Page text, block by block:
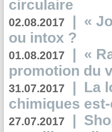
circulaire
02.08.2017 | «
ou intox ?
01.08.2017 | «
promotion du
31.07.2017 | La
chimiques
27.07.2017 |